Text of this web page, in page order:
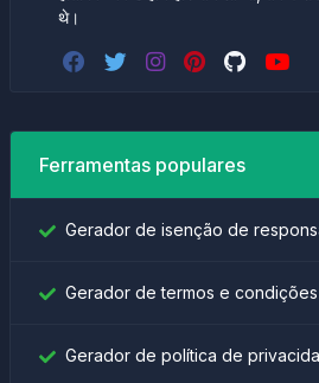
थे।
Ferramentas populares
Gerador de isenção de
Gerador de termos e condições
Gerador de política de